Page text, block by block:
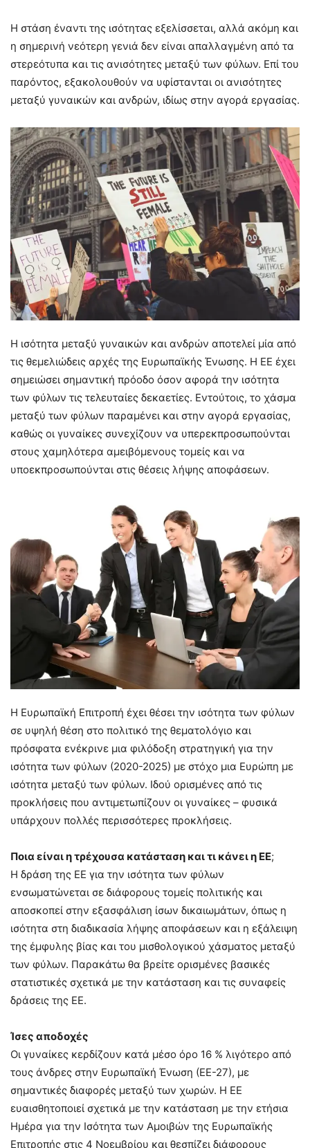
Η στάση έναντι της ισότητας εξελίσσεται, αλλά ακόμη και
η σημερινή νεότερη γενιά δεν είναι απαλλαγμένη από τα
στερεότυπα και τις ανισότητες μεταξύ των φύλων. Επί του
παρόντος, εξακολουθούν να υφίστανται οι ανισότητες
μεταξύ γυναικών και ανδρών, ιδίως στην αγορά εργασίας.
Η ισότητα μεταξύ γυναικών και ανδρών αποτελεί μία από
τις θεμελιώδεις αρχές της Ευρωπαϊκής Ένωσης. Η ΕΕ έχει
σημειώσει σημαντική πρόοδο όσον αφορά την ισότητα
των φύλων τις τελευταίες δεκαετίες. Εντούτοις, το χάσμα
μεταξύ των φύλων παραμένει και στην αγορά εργασίας,
καθώς οι γυναίκες συνεχίζουν να υπερεκπροσωπούνται
στους χαμηλότερα αμειβόμενους τομείς και να
υποεκπροσωπούνται στις θέσεις λήψης αποφάσεων.
Η Ευρωπαϊκή Επιτροπή έχει θέσει την ισότητα των φύλων
σε υψηλή θέση στο πολιτικό της θεματολόγιο και
πρόσφατα ενέκρινε μια φιλόδοξη στρατηγική για την
ισότητα των φύλων (2020-2025) με στόχο μια Ευρώπη με
ισότητα μεταξύ των φύλων. Ιδού ορισμένες από τις
προκλήσεις που αντιμετωπίζουν οι γυναίκες – φυσικά
υπάρχουν πολλές περισσότερες προκλήσεις.
Ποια είναι η τρέχουσα κατάσταση και τι κάνει η ΕΕ;
Η δράση της ΕΕ για την ισότητα των φύλων
ενσωματώνεται σε διάφορους τομείς πολιτικής και
αποσκοπεί στην εξασφάλιση ίσων δικαιωμάτων, όπως η
ισότητα στη διαδικασία λήψης αποφάσεων και η εξάλειψη
της έμφυλης βίας και του μισθολογικού χάσματος μεταξύ
των φύλων. Παρακάτω θα βρείτε ορισμένες βασικές
στατιστικές σχετικά με την κατάσταση και τις συναφείς
δράσεις της ΕΕ.
Ίσες αποδοχές
Οι γυναίκες κερδίζουν κατά μέσο όρο 16 % λιγότερο από
τους άνδρες στην Ευρωπαϊκή Ένωση (ΕΕ-27), με
σημαντικές διαφορές μεταξύ των χωρών. Η ΕΕ
ευαισθητοποιεί σχετικά με την κατάσταση με την ετήσια
Ημέρα για την Ισότητα των Αμοιβών της Ευρωπαϊκής
Επιτροπής στις 4 Νοεμβρίου και θεσπίζει διάφορους